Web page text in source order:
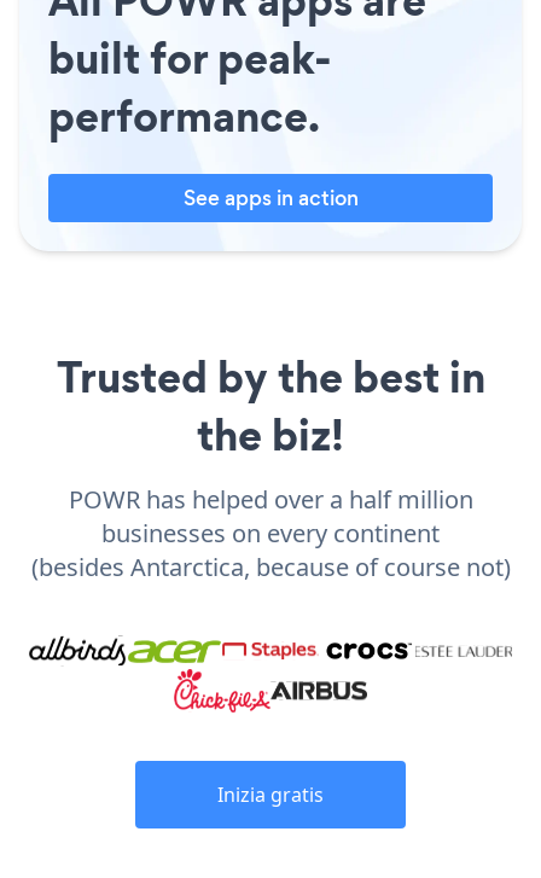
built for peak-
performance.
See apps in action
Trusted by the best in
the biz!
POWR has helped over a half million
businesses on every continent
(besides Antarctica, because of course not)
Inizia gratis